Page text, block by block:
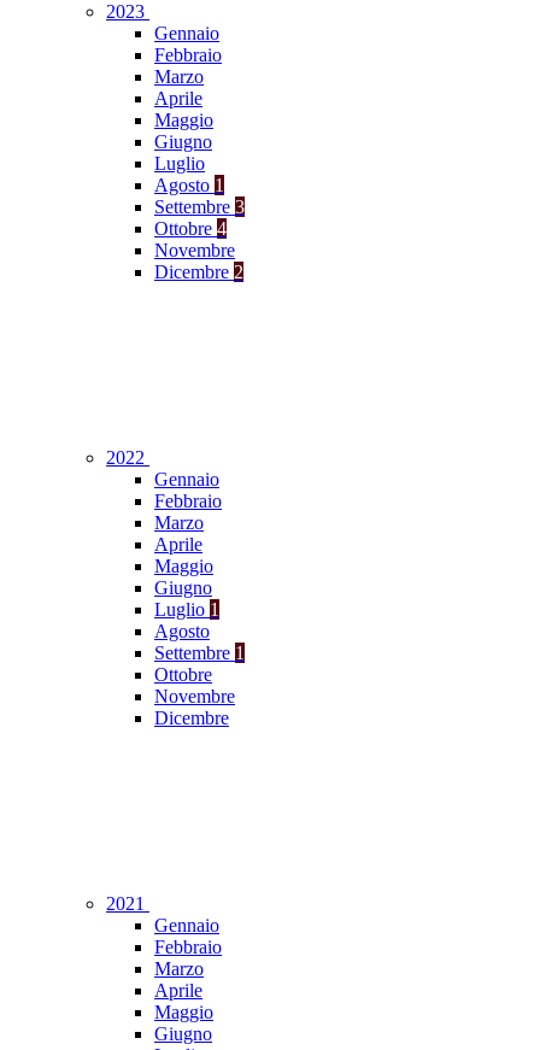
2023
Gennaio
Febbraio
Marzo
Aprile
Maggio
Giugno
Luglio
Agosto 1
Settembre 3
Ottobre 4
Novembre
Dicembre 2
2022
Gennaio
Febbraio
Marzo
Aprile
Maggio
Giugno
Luglio 1
Agosto
Settembre 1
Ottobre
Novembre
Dicembre
2021
Gennaio
Febbraio
Marzo
Aprile
Maggio
Giugno